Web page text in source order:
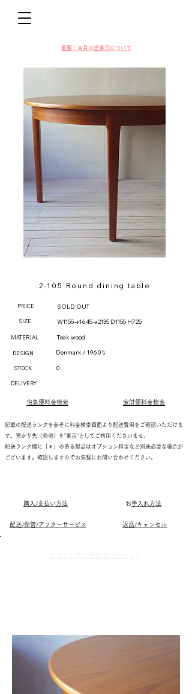
​​重要：８月の営業日について
2-105 Round dining table
PRICE SOLD OUT
SIZE W1155→1645→2135 D1155 H725
MATERIAL Teak wood
DESIGN Denmark / 1960's
STOCK 0
DELIVERY
宅急便料金検索 家財便料金検索
記載の配送ランクを参考に料金検索画面より配送費用をご確認いただけま
す。預かり先（発地）を"東京"としてご利用くださいませ。
配送ランク欄に「＊」のある製品はオプション料金など別途必要な場合が
ございます。確認しますのでお気軽にお問い合わせください。
購入/支払い方法 ​お手入れ方法
配送/保管/アフターサービス 返品/キャンセル